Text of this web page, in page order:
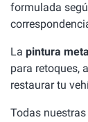
formulada
La pintura
para retoques,
restaurar tu
Todas